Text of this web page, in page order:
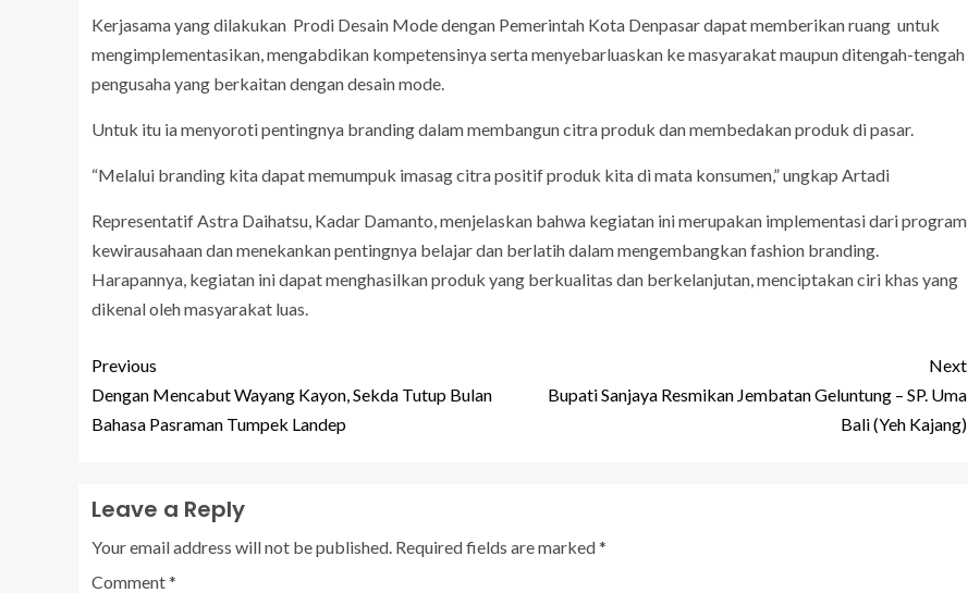
Kerjasama yang dilakukan Prodi Desain Mode dengan Pemerintah Kota Denpasar dapat memberikan ruang untuk
mengimplementasikan, mengabdikan kompetensinya serta menyebarluaskan ke masyarakat maupun ditengah-tengah
pengusaha yang berkaitan dengan desain mode.
Untuk itu ia menyoroti pentingnya branding dalam membangun citra produk dan membedakan produk di pasar.
“Melalui branding kita dapat memumpuk imasag citra positif produk kita di mata konsumen,” ungkap Artadi
Representatif Astra Daihatsu, Kadar Damanto, menjelaskan bahwa kegiatan ini merupakan implementasi dari program
kewirausahaan dan menekankan pentingnya belajar dan berlatih dalam mengembangkan fashion branding.
Harapannya, kegiatan ini dapat menghasilkan produk yang berkualitas dan berkelanjutan, menciptakan ciri khas yang
dikenal oleh masyarakat luas.
Previous
Dengan Mencabut Wayang Kayon, Sekda Tutup Bulan
Bahasa Pasraman Tumpek Landep
Next
Bupati Sanjaya Resmikan Jembatan Geluntung – SP. Uma
Bali (Yeh Kajang)
Leave a Reply
Your email address will not be published. Required fields are marked*
Comment*